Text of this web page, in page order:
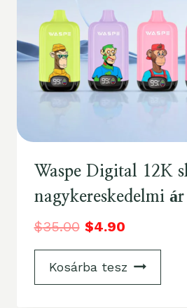
Waspe Digital 12K
nagykereskedelmi
$35.00 $4.90
Kosárba tesz